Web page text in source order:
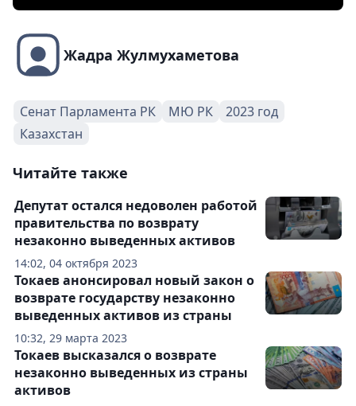
Жадра Жулмухаметова
Сенат Парламента РК МЮ РК
2023 год
Казахстан
Читайте также
14:02, 04 октября 2023
Депутат остался недоволен работой
правительства по возврату
незаконно выведенных активов
10:32, 29 марта 2023
Токаев анонсировал новый закон о
возврате государству незаконно
выведенных активов из страны
Токаев высказался о возврате
незаконно выведенных из страны
активов